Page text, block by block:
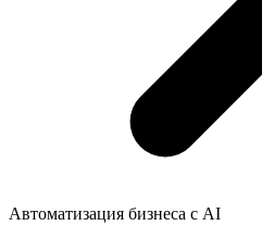
Автоматизация бизнеса с AI